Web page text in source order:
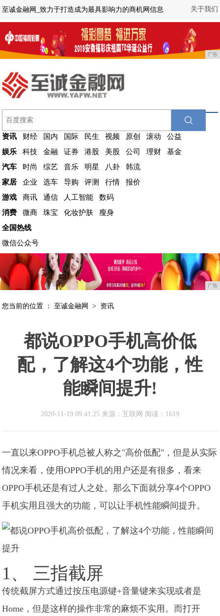
关于我们
至诚金融网_致力于打造成为最具影响力的商机网信息
广告
资讯 财经 国内 国际 民生 视频 原创 滚动
公益
娱乐
科技 金融 证券 港股 美股 公司 理财
基金
汽车
时尚 综艺 音乐 明星 八卦
韩流
家居
企业 选车 导购 评测 行情
报价
游戏
商讯 通信 人工智能
数码
消费
微商 珠宝 化妆护肤
瘦身
全国热线
微信公众号
广告
您当前的位置 ： 至诚金融网 > 资讯
都说OPPO手机高价低
配，了解这4个功能，性
能瞬间提升!
2020-11-19 09:41:25 来源：互联网 阅读：1619
一直以来OPPO手机总被人称之"高价低配"，但是从实际
情况来看，使用OPPO手机的用户还是有很多，看来
OPPO手机还是有过人之处。那么下面就分享4个OPPO
手机实用且强大的功能，可以让手机性能瞬间提升。
1、 三指截屏
传统截屏方式通过按压电源键+音量键来实现或者是
Home，但是这样的操作非常的麻烦不实用。而打开